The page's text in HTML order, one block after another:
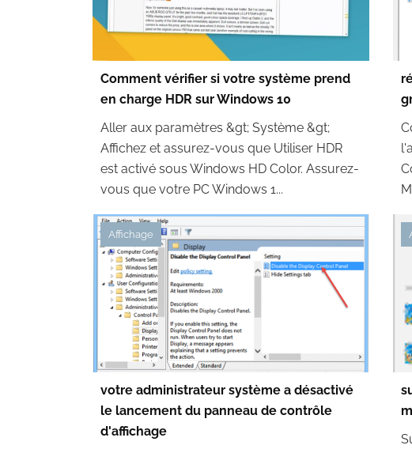
Comment vérifier si votre système prend
en charge HDR sur Windows 10
Aller aux paramètres &gt; Système &gt;
Affichez et assurez-vous que Utiliser HDR
est activé sous Windows HD Color. Assurez-
vous que votre PC Windows 1...
Affichage
votre administrateur système a désactivé
le lancement du panneau de contrôle
d'affichage